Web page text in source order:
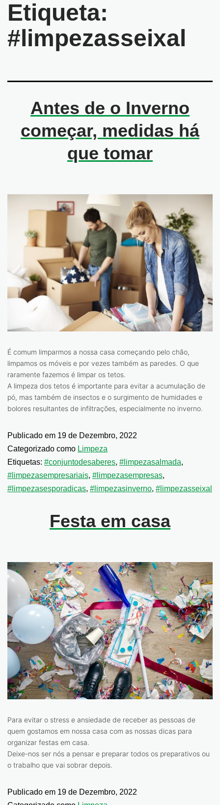
Etiqueta:
#limpezasseixal
Antes de o Inverno
começar, medidas há
que tomar
É comum limparmos a nossa casa começando pelo chão,
limpamos os móveis e por vezes também as paredes. O que
raramente fazemos é limpar os tetos.
A limpeza dos tetos é importante para evitar a acumulação de
pó, mas também de insectos e o surgimento de humidades e
bolores resultantes de infiltrações, especialmente no inverno.
Publicado em 19 de Dezembro, 2022
Categorizado como Limpeza
Etiquetas: #conjuntodesaberes, #limpezasalmada,
#limpezasempresariais, #limpezasempresas,
#limpezasesporadicas, #limpezasinverno, #limpezasseixal
Festa em casa
Para evitar o stress e ansiedade de receber as pessoas de
quem gostamos em nossa casa com as nossas dicas para
organizar festas em casa.
Deixe-nos ser nós a pensar e preparar todos os preparativos ou
o trabalho que vai sobrar depois.
Publicado em 19 de Dezembro, 2022